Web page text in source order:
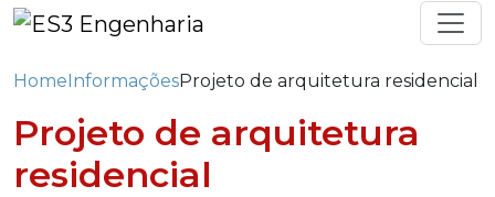
HomeInformaçõesProjeto de arquitetura residencial
Projeto de arquitetura
residencial